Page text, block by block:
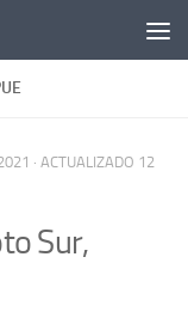
· ACTUALIZADO 12
Sur,